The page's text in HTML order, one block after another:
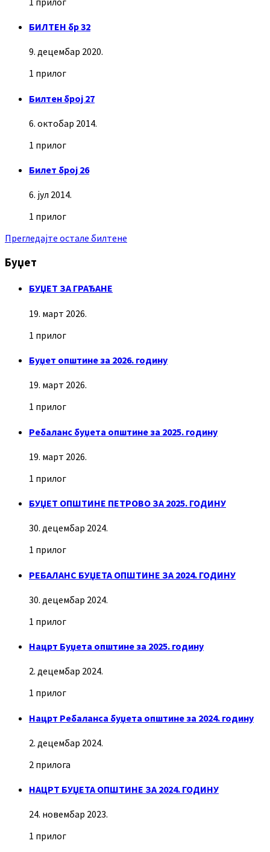
БИЛТЕН бр 32
9. децембар 2020.
1 прилог
Билтен број 27
6. октобар 2014.
1 прилог
Билет број 26
6. јул 2014.
1 прилог
Прегледајте остале билтене
Буџет
БУЏЕТ ЗА ГРАЂАНЕ
19. март 2026.
1 прилог
Буџет општине за 2026. годину
19. март 2026.
1 прилог
Ребаланс буџета општине за 2025. годину
19. март 2026.
1 прилог
БУЏЕТ ОПШТИНЕ ПЕТРОВО ЗА 2025. ГОДИНУ
30. децембар 2024.
1 прилог
РЕБАЛАНС БУЏЕТА ОПШТИНЕ ЗА 2024. ГОДИНУ
30. децембар 2024.
1 прилог
Нацрт Буџета општине за 2025. годину
2. децембар 2024.
1 прилог
Нацрт Ребаланса буџета општине за 2024. годину
2. децембар 2024.
2 прилога
НАЦРТ БУЏЕТА ОПШТИНЕ ЗА 2024. ГОДИНУ
24. новембар 2023.
1 прилог